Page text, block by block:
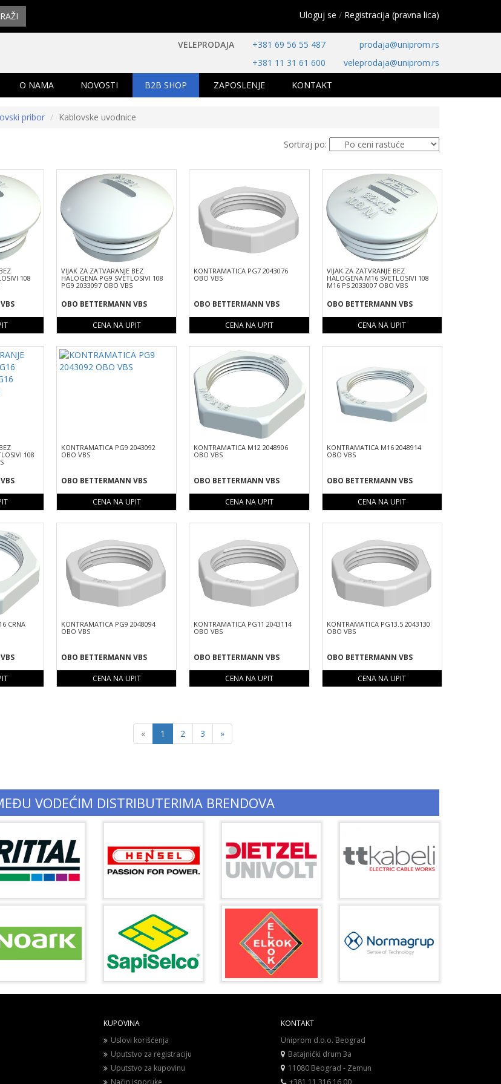
Uloguj se / Registracija (pravna lica)
VELEPRODAJA +381 69 56 55 487
prodaja@uniprom.rs
+381 11 31 61 600
veleprodaja@uniprom.rs
O NAMA NOVOSTI B2B SHOP ZAPOSLENJE KONTAKT
pribor Kablovske uvodnice
Sortiraj po:
108
VIJAK ZA ZATVARANJE BEZ
HALOGENA PG9 SVETLOSIVI 108
PG9 2033097 OBO VBS
OBO BETTERMANN VBS
CENA NA UPIT
KONTRAMATICA PG7 2043076
OBO VBS
OBO BETTERMANN VBS
CENA NA UPIT
VIJAK ZA ZATVRANJE BEZ
HALOGENA M16 SVETLOSIVI 108
M16 PS 2033007 OBO VBS
OBO BETTERMANN VBS
CENA NA UPIT
108
KONTRAMATICA PG9 2043092
OBO VBS
OBO BETTERMANN VBS
CENA NA UPIT
KONTRAMATICA M12 2048906
OBO VBS
OBO BETTERMANN VBS
CENA NA UPIT
KONTRAMATICA M16 2048914
OBO VBS
OBO BETTERMANN VBS
CENA NA UPIT
CRNA
KONTRAMATICA PG9 2048094
OBO VBS
OBO BETTERMANN VBS
CENA NA UPIT
KONTRAMATICA PG11 2043114
OBO VBS
OBO BETTERMANN VBS
CENA NA UPIT
KONTRAMATICA PG13.5 2043130
OBO VBS
OBO BETTERMANN VBS
CENA NA UPIT
«Previous
1 2 3 »Next
VODEĆIM DISTRIBUTERIMA BRENDOVA
KUPOVINA
Uslovi korišćenja
Uputstvo za registraciju
Uputstvo za kupovinu
Način isporuke
KONTAKT
Uniprom d.o.o. Beograd
Batajnički drum 3a
11080 Beograd - Zemun
+381 11 316 16 00